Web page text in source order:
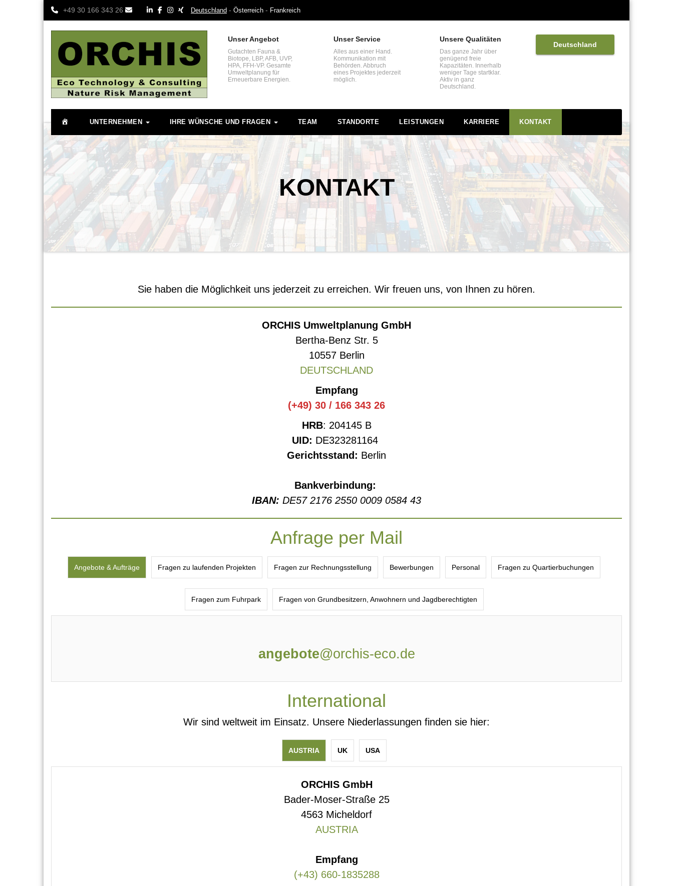
+49 30 166 343 26 Deutschland - Österreich - Frankreich
Unser Angebot
Gutachten Fauna &
Biotope, LBP, AFB, UVP,
HPA, FFH-VP. Gesamte
Umweltplanung für
Erneuerbare Energien.
Unser Service
Alles aus einer Hand.
Kommunikation mit
Behörden. Abbruch
eines Projektes jederzeit
möglich.
Unsere Qualitäten
Das ganze Jahr über
genügend freie
Kapazitäten. Innerhalb
weniger Tage startklar.
Aktiv in ganz
Deutschland.
Deutschland
UNTERNEHMEN IHRE WÜNSCHE UND FRAGEN TEAM STANDORTE LEISTUNGEN KARRIERE KONTAKT
KONTAKT
Sie haben die Möglichkeit uns jederzeit zu erreichen. Wir freuen uns, von Ihnen zu hören.
ORCHIS Umweltplanung GmbH
Bertha-Benz Str. 5
10557 Berlin
DEUTSCHLAND
Empfang
(+49) 30 / 166 343 26
HRB: 204145 B
UID: DE323281164
Gerichtsstand: Berlin
Bankverbindung:
IBAN: DE57 2176 2550 0009 0584 43
Anfrage per Mail
Angebote & Aufträge Fragen zu laufenden Projekten Fragen zur Rechnungsstellung Bewerbungen Personal Fragen zu Quartierbuchungen
Fragen zum Fuhrpark Fragen von Grundbesitzern, Anwohnern und Jagdberechtigten
angebote@orchis-eco.de
International
Wir sind weltweit im Einsatz. Unsere Niederlassungen finden sie hier:
AUSTRIA UK USA
ORCHIS GmbH
Bader-Moser-Straße 25
4563 Micheldorf
AUSTRIA
Empfang
(+43) 660-1835288